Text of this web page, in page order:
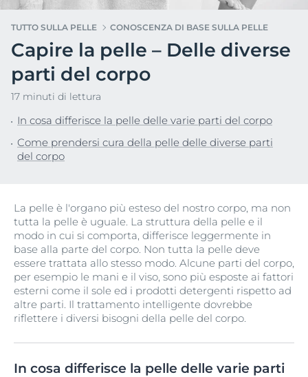
TUTTO SULLA PELLE CONOSCENZA DI BASE SULLA PELLE
Capire la pelle – Delle diverse
parti del corpo
17 minuti di lettura
In cosa differisce la pelle delle varie parti del corpo
Come prendersi cura della pelle delle diverse parti
del corpo
La pelle è l'organo più esteso del nostro corpo, ma non
tutta la pelle è uguale. La struttura della pelle e il
modo in cui si comporta, differisce leggermente in
base alla parte del corpo. Non tutta la pelle deve
essere trattata allo stesso modo. Alcune parti del corpo,
per esempio le mani e il viso, sono più esposte ai fattori
esterni come il sole ed i prodotti detergenti rispetto ad
altre parti. Il trattamento intelligente dovrebbe
riflettere i diversi bisogni della pelle del corpo.
In cosa differisce la pelle delle varie parti